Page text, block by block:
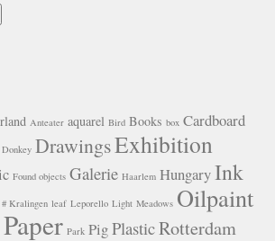
Anteater aquarel Bird Books box Cardboard
Donkey DrawingsExhibition
Found objects Galerie Haarlem HungaryInk
# Kralingen leaf Leporello Light Meadows Oilpaint
Paper Park PigPlasticRotterdam